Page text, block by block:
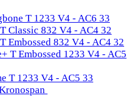
T 1233 V4 - AC6 33
Classic 832 V4 - AC4 32
Embossed 832 V4 - AC4 32
T Embossed 1233 V4 - AC5
T 1233 V4 - AC5 33